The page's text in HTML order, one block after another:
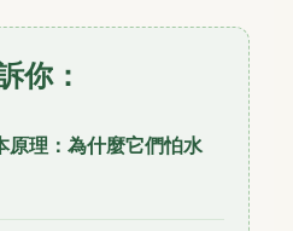
你：
原理：為什麼它們怕水